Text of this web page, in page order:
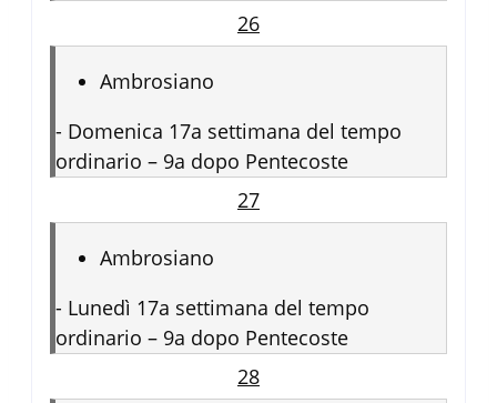
26
Ambrosiano
- Domenica 17a settimana del tempo
ordinario – 9a dopo Pentecoste
27
Ambrosiano
- Lunedì 17a settimana del tempo
ordinario – 9a dopo Pentecoste
28